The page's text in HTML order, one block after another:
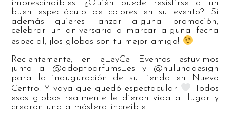
imprescindibles. ¿Quién puede resistirse a un
buen espectáculo de colores en su evento? Si
además quieres lanzar alguna promoción,
celebrar un aniversario o marcar alguna fecha
especial, ¡los globos son tu mejor amigo!
Recientemente, en eLeyCe Eventos estuvimos
junto a @adoptparfums_es y @nuluhadesign
para la inauguración de su tienda en Nuevo
Centro. Y vaya que quedó espectacular
Todos
esos globos realmente le dieron vida al lugar y
crearon una atmósfera increíble.